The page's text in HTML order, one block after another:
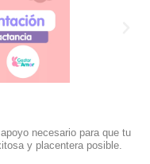
necesario para que tu
y placentera posible.